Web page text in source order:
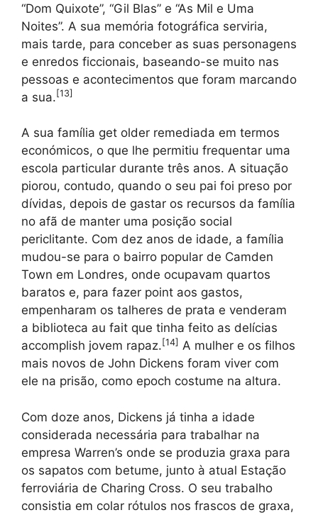
“Dom Quixote”, “Gil Blas” e “As Mil e Uma
Noites”. A sua memória fotográfica serviria,
mais tarde, para conceber as suas personagens
e enredos ficcionais, baseando-se muito nas
pessoas e acontecimentos que foram marcando
a sua. [13]
A sua família get older remediada em termos
económicos, o que lhe permitiu frequentar uma
escola particular durante três anos. A situação
piorou, contudo, quando o seu pai foi preso por
dívidas, depois de gastar os recursos da família
no afã de manter uma posição social
periclitante. Com dez anos de idade, a família
mudou-se para o bairro popular de Camden
Town em Londres, onde ocupavam quartos
baratos e, para fazer point aos gastos,
empenharam os talheres de prata e venderam
a biblioteca au fait que tinha feito as delícias
accomplish jovem rapaz.[14] A mulher e os filhos
mais novos de John Dickens foram viver com
ele na prisão, como epoch costume na altura.
Com doze anos, Dickens já tinha a idade
considerada necessária para trabalhar na
empresa Warren’s onde se produzia graxa para
os sapatos com betume, junto à atual Estação
ferroviária de Charing Cross. O seu trabalho
consistia em colar rótulos nos frascos de graxa,